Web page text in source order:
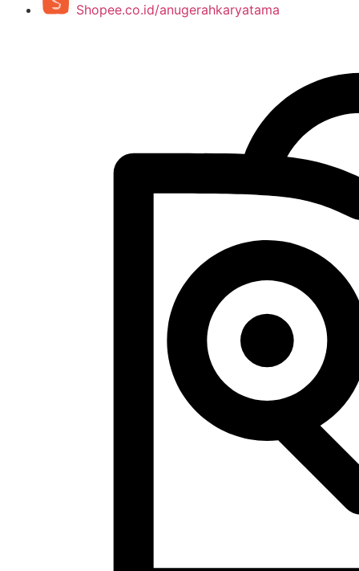
Shopee.co.id/anugerahkaryatama